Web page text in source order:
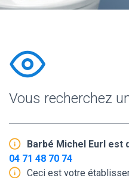
Vous recherchez
Barbé Michel Eurl est
04 71 48 70 74
Ceci est votre